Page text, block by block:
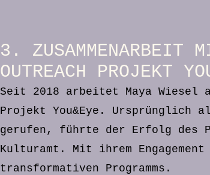
3. ZUSAMMENARBEIT
OUTREACH PROJEKT
Seit 2018 arbeitet Maya
Projekt You&Eye.
gerufen, führte der Erfolg des
Kulturamt. Mit ihrem
transformativen Programms.